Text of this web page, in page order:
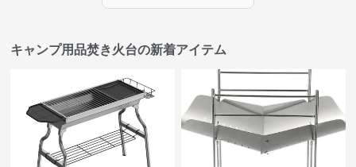
キャンプ用品焚き火台の新着アイテム